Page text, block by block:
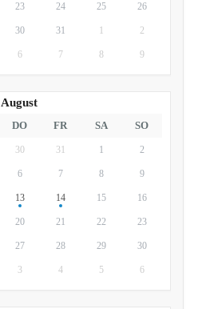
23 24 25 26
30 31 1 2
6 7 8 9
August
DO FR SA SO
30 31 1 2
6 7 8 9
13 14 15 16
20 21 22 23
27 28 29 30
3 4 5 6